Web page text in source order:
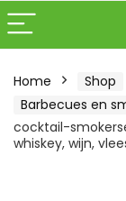
Home Shop
Barbecues en
cocktail-
whiskey, wijn,